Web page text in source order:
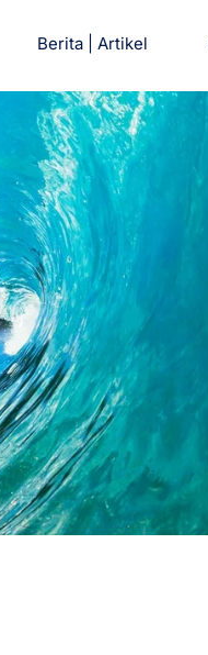
Berita | Artikel